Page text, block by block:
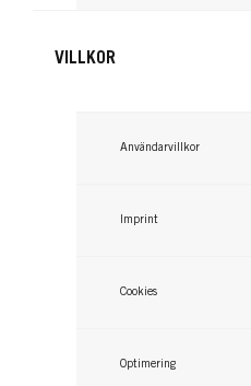
VILLKOR
Användarvillkor
Imprint
Cookies
Optimering